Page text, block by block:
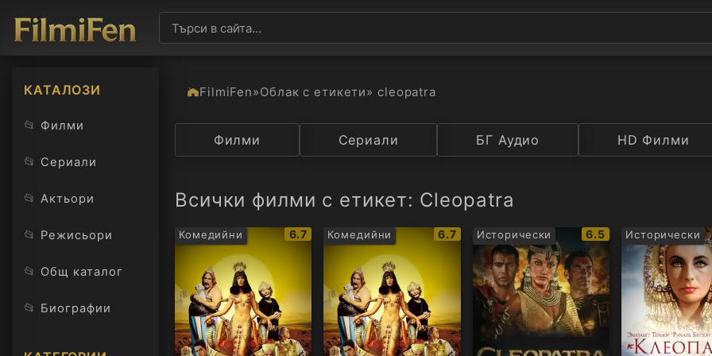
КАТАЛОЗИ
📂 Филми
📂 Сериали
📂 Актьори
📂 Режисьори
📂 Общ каталог
📂 Биографии
FilmiFen»Облак с етикети» cleopatra
Категория Държава Рейтинг
Филми Сериали БГ Аудио HD Филми
Всички филми с етикет: Cleopatra
Комедийни
IMDb
рейтинг:
6.7 Комедийни
IMDb
рейтинг:
6.7 Исторически
IMDb
рейтинг:
6.5 Исторически